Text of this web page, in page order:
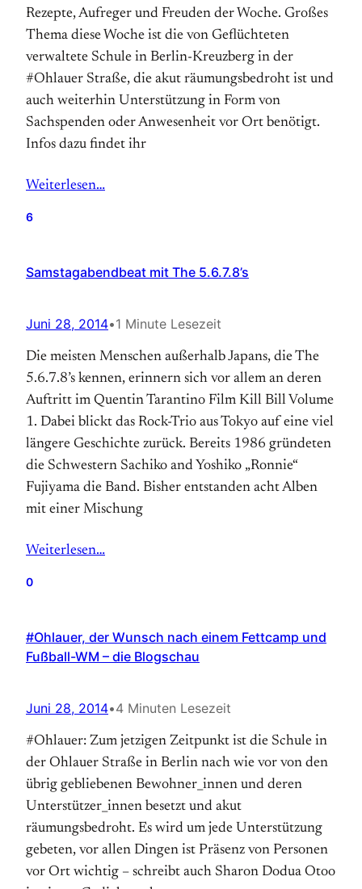
Rezepte, Aufreger und Freuden der Woche. Großes
Thema diese Woche ist die von Geflüchteten
verwaltete Schule in Berlin-Kreuzberg in der
#Ohlauer Straße, die akut räumungsbedroht ist und
auch weiterhin Unterstützung in Form von
Sachspenden oder Anwesenheit vor Ort benötigt.
Infos dazu findet ihr
Weiterlesen…
6
Samstagabendbeat mit The 5.6.7.8’s
Juni 28, 2014•1 Minute Lesezeit
Die meisten Menschen außerhalb Japans, die The
5.6.7.8’s kennen, erinnern sich vor allem an deren
Auftritt im Quentin Tarantino Film Kill Bill Volume
1. Dabei blickt das Rock-Trio aus Tokyo auf eine viel
längere Geschichte zurück. Bereits 1986 gründeten
die Schwestern Sachiko and Yoshiko „Ronnie“
Fujiyama die Band. Bisher entstanden acht Alben
mit einer Mischung
Weiterlesen…
0
#Ohlauer, der Wunsch nach einem Fettcamp und
Fußball-WM – die Blogschau
Juni 28, 2014•4 Minuten Lesezeit
#Ohlauer: Zum jetzigen Zeitpunkt ist die Schule in
der Ohlauer Straße in Berlin nach wie vor von den
übrig gebliebenen Bewohner_innen und deren
Unterstützer_innen besetzt und akut
räumungsbedroht. Es wird um jede Unterstützung
gebeten, vor allen Dingen ist Präsenz von Personen
vor Ort wichtig – schreibt auch Sharon Dodua Otoo